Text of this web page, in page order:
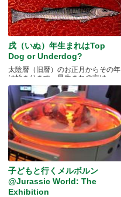
戌（いぬ）年生まれはTop
Dog or Underdog?
太陰暦（旧暦）のお正月からその年
は始まります。早生まれの方は.....
子どもと行くメルボルン
@Jurassic World: The
Exhibition